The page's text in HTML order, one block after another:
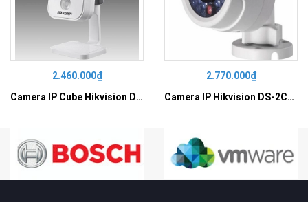
2.460.000₫
Camera IP Cube Hikvision DS-2CD2410F-I
2.770.000₫
Camera IP Hikvision DS-2CD2010F-I